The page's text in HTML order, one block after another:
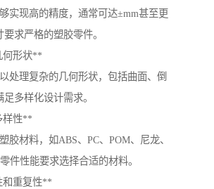
实现高的精度，通常可达±mm甚至更
求严格的塑胶零件。
何形状**
处理复杂的几何形状，包括曲面、倒
多样化设计需求。
样性**
胶材料，如ABS、PC、POM、尼龙、
件性能要求选择合适的材料。
和重复性**